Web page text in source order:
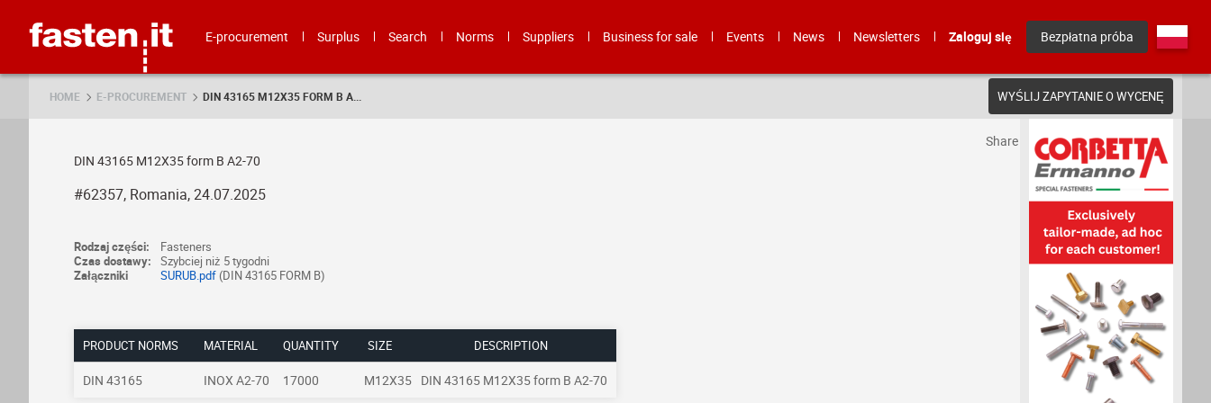
E-procurement Surplus Search Norms Suppliers Business for sale Events News Newsletters Zaloguj się Bezpłatna próba
HOME E-PROCUREMENT DIN 43165 M12X35 FORM B A... WYŚLIJ ZAPYTANIE O WYCENĘ
DIN 43165 M12X35 form B A2-70
#62357, Romania, 24.07.2025
Rodzaj części:
Fasteners
Czas dostawy:
Szybciej niż 5 tygodni
Załączniki
SURUB.pdf (DIN 43165 FORM B)
PRODUCT NORMS MATERIAL QUANTITY SIZE DESCRIPTION
DIN 43165 INOX A2-70 17000 M12X35 DIN 43165 M12X35 form B A2-70
Share